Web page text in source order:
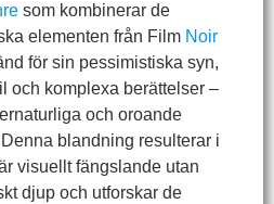
som kombinerar de
elementen från Film Noir
för sin pessimistiska syn,
och komplexa berättelser –
och oroande
blandning resulterar i
visuellt fängslande utan
djup och utforskar de